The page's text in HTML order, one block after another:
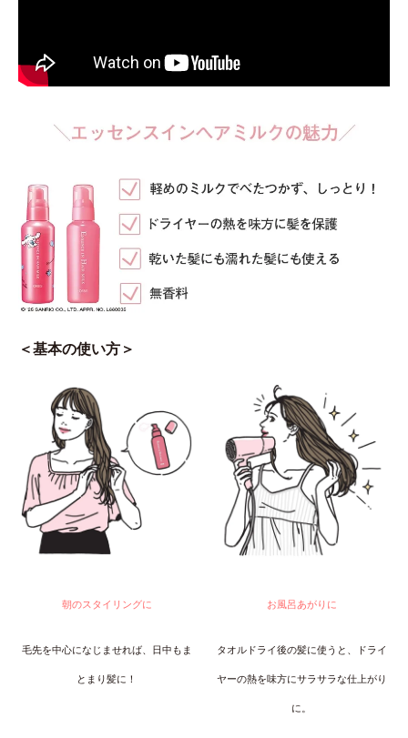
＜基本の使い方＞
朝のスタイリングに
毛先を中心になじませれば、日中もま
とまり髪に！
お風呂あがりに
タオルドライ後の髪に使うと、ドライ
ヤーの熱を味方にサラサラな仕上がり
に。